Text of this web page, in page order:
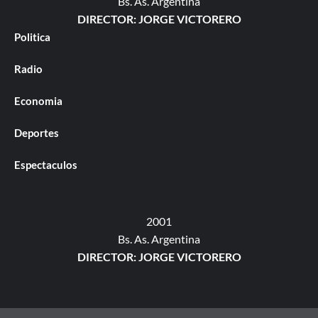
DIRECTOR: JORGE VICTORERO
Politica
Radio
Economia
Deportes
Espectaculos
2001
Bs. As. Argentina
DIRECTOR: JORGE VICTORERO